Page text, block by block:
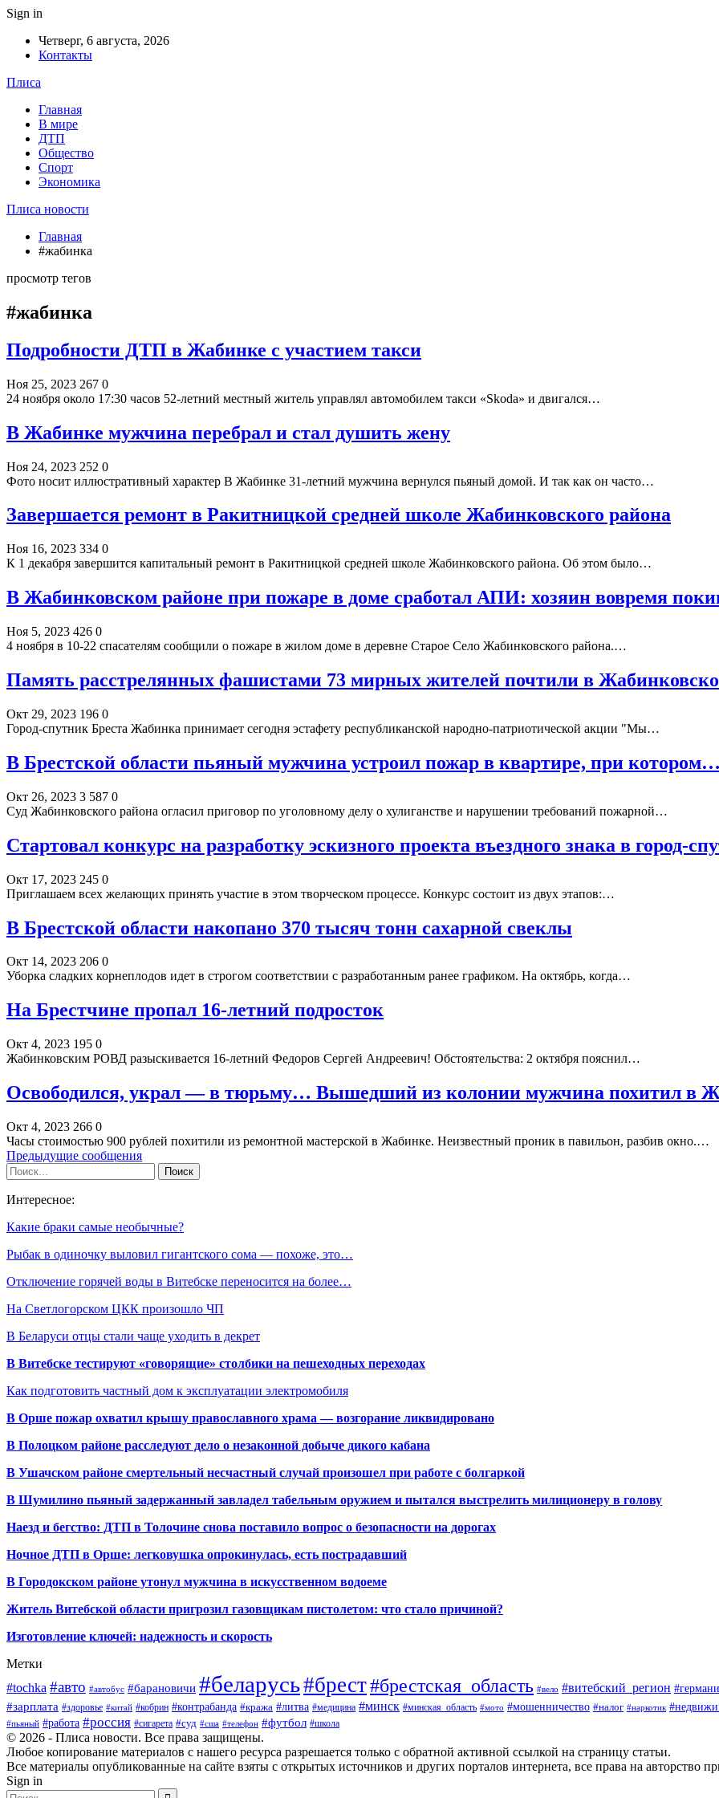
Sign in
Четверг, 6 августа, 2026
Контакты
Плиса
Главная
В мире
ДТП
Общество
Спорт
Экономика
Плиса новости
Главная
#жабинка
просмотр тегов
#жабинка
Подробности ДТП в Жабинке с участием такси
Ноя 25, 2023 267 0
24 ноября около 17:30 часов 52-летний местный житель управлял автомобилем такси «Skoda» и двигался…
В Жабинке мужчина перебрал и стал душить жену
Ноя 24, 2023 252 0
Фото носит иллюстративный характер В Жабинке 31-летний мужчина вернулся пьяный домой. И так как он часто…
Завершается ремонт в Ракитницкой средней школе Жабинковского района
Ноя 16, 2023 334 0
К 1 декабря завершится капитальный ремонт в Ракитницкой средней школе Жабинковского района. Об этом было…
В Жабинковском районе при пожаре в доме сработал АПИ: хозяин вовремя
Ноя 5, 2023 426 0
4 ноября в 10-22 спасателям сообщили о пожаре в жилом доме в деревне Старое Село Жабинковского района.…
Память расстрелянных фашистами 73 мирных жителей почтили в
Окт 29, 2023 196 0
Город-спутник Бреста Жабинка принимает сегодня эстафету республиканской народно-патриотической акции "Мы…
В Брестской области пьяный мужчина устроил пожар в квартире, при котором…
Окт 26, 2023 3 587 0
Суд Жабинковского района огласил приговор по уголовному делу о хулиганстве и нарушении требований пожарной…
Стартовал конкурс на разработку эскизного проекта въездного знака в город-
Окт 17, 2023 245 0
Приглашаем всех желающих принять участие в этом творческом процессе. Конкурс состоит из двух этапов:…
В Брестской области накопано 370 тысяч тонн сахарной свеклы
Окт 14, 2023 206 0
Уборка сладких корнеплодов идет в строгом соответствии с разработанным ранее графиком. На октябрь, когда…
На Брестчине пропал 16-летний подросток
Окт 4, 2023 195 0
Жабинковским РОВД разыскивается 16-летний Федоров Сергей Андреевич! Обстоятельства: 2 октября пояснил…
Освободился, украл — в тюрьму… Вышедший из колонии мужчина похитил в
Окт 4, 2023 266 0
Часы стоимостью 900 рублей похитили из ремонтной мастерской в Жабинке. Неизвестный проник в павильон, разбив окно.…
Предыдущие сообщения
Интересное:
Какие браки самые необычные?
Рыбак в одиночку выловил гигантского сома — похоже, это…
Отключение горячей воды в Витебске переносится на более…
На Светлогорском ЦКК произошло ЧП
В Беларуси отцы стали чаще уходить в декрет
В Витебске тестируют «говорящие» столбики на пешеходных переходах
Как подготовить частный дом к эксплуатации электромобиля
В Орше пожар охватил крышу православного храма — возгорание ликвидировано
В Полоцком районе расследуют дело о незаконной добыче дикого кабана
В Ушачском районе смертельный несчастный случай произошел при работе с болгаркой
В Шумилино пьяный задержанный завладел табельным оружием и пытался выстрелить милиционеру в голову
Наезд и бегство: ДТП в Толочине снова поставило вопрос о безопасности на дорогах
Ночное ДТП в Орше: легковушка опрокинулась, есть пострадавший
В Городокском районе утонул мужчина в искусственном водоеме
Житель Витебской области пригрозил газовщикам пистолетом: что стало причиной?
Изготовление ключей: надежность и скорость
Метки
#tochka #авто #автобус #барановичи #беларусь#брест#брестская_область #вело #витебский_регион
#зарплата #здоровье #китай #кобрин #контрабанда #кража #литва #медицина #минск #минская_область #мото #мошенничество #налог #наркотик
#пьяный #работа #россия #сигарета #суд #сша #телефон #футбол #школа
© 2026 - Плиса новости. Все права защищены.
Любое копирование материалов с нашего ресурса разрешается только с обратной активной ссылкой на страницу статьи.
Все материалы опубликованные на сайте взяты с открытых источников и других порталов интернета, все права на авторство
Sign in